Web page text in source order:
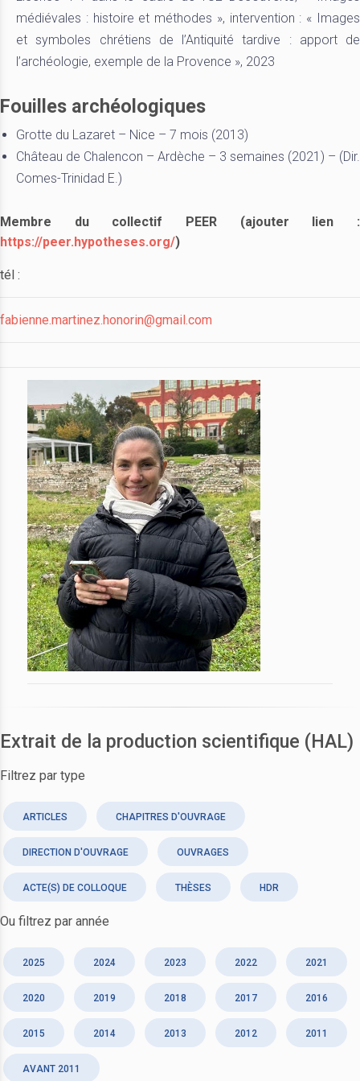
médiévales : histoire et méthodes », intervention : « Images
et symboles chrétiens de l’Antiquité tardive : apport de
l’archéologie, exemple de la Provence », 2023
Fouilles archéologiques
Grotte du Lazaret – Nice – 7 mois (2013)
Château de Chalencon – Ardèche – 3 semaines (2021) – (Dir.
Comes-Trinidad E.)
Membre du collectif PEER (ajouter lien :
https://peer.hypotheses.org/)
tél :
fabienne.martinez.honorin@gmail.com
Extrait de la production scientifique (HAL)
Filtrez par type
ARTICLES CHAPITRES D'OUVRAGE
DIRECTION D'OUVRAGE OUVRAGES
ACTE(S) DE COLLOQUE THÈSES HDR
Ou filtrez par année
2025 2024 2023 2022 2021
2020 2019 2018 2017 2016
2015 2014 2013 2012 2011
AVANT 2011